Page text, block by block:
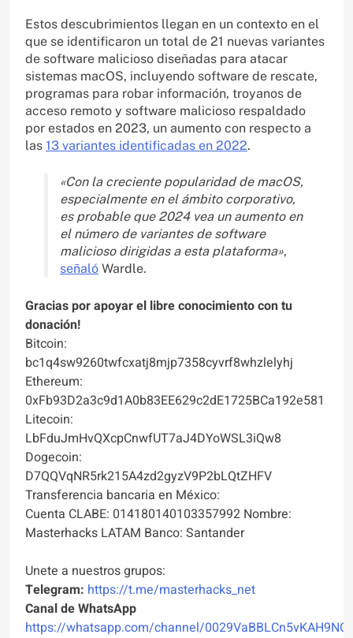
Estos descubrimientos llegan en un contexto en el
que se identificaron un total de 21 nuevas variantes
de software malicioso diseñadas para atacar
sistemas macOS, incluyendo software de rescate,
programas para robar información, troyanos de
acceso remoto y software malicioso respaldado
por estados en 2023, un aumento con respecto a
las 13 variantes identificadas en 2022.
«Con la creciente popularidad de macOS,
especialmente en el ámbito corporativo,
es probable que 2024 vea un aumento en
el número de variantes de software
malicioso dirigidas a esta plataforma»,
señaló Wardle.
Gracias por apoyar el libre conocimiento con tu
donación!
Bitcoin:
bc1q4sw9260twfcxatj8mjp7358cyvrf8whzlelyhj
Ethereum:
0xFb93D2a3c9d1A0b83EE629c2dE1725BCa192e581
Litecoin:
LbFduJmHvQXcpCnwfUT7aJ4DYoWSL3iQw8
Dogecoin:
D7QQVqNR5rk215A4zd2gyzV9P2bLQtZHFV
Transferencia bancaria en México:
Cuenta CLABE: 014180140103357992 Nombre:
Masterhacks LATAM Banco: Santander
Unete a nuestros grupos:
Telegram: https://t.me/masterhacks_net
Canal de WhatsApp
https://whatsapp.com/channel/